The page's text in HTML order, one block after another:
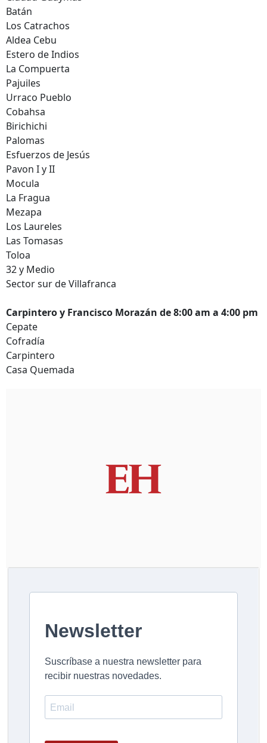
Batán
Los Catrachos
Aldea Cebu
Estero de Indios
La Compuerta
Pajuiles
Urraco Pueblo
Cobahsa
Birichichi
Palomas
Esfuerzos de Jesús
Pavon I y II
Mocula
La Fragua
Mezapa
Los Laureles
Las Tomasas
Toloa
32 y Medio
Sector sur de Villafranca
Carpintero y Francisco Morazán de 8:00 am a 4:00 pm
Cepate
Cofradía
Carpintero
Casa Quemada